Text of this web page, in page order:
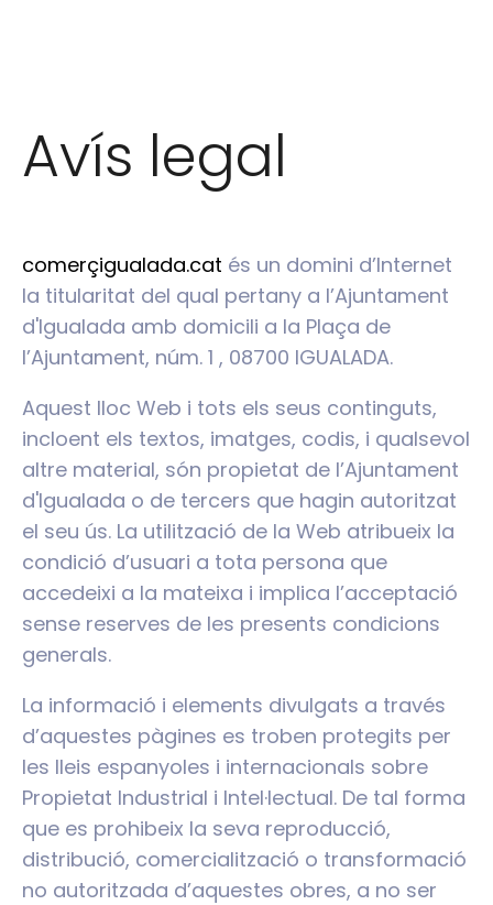
Avís legal
comerçigualada.cat és un domini d’Internet
la titularitat del qual pertany a l’Ajuntament
d'Igualada amb domicili a la Plaça de
l’Ajuntament, núm. 1 , 08700 IGUALADA.
Aquest lloc Web i tots els seus continguts,
incloent els textos, imatges, codis, i qualsevol
altre material, són propietat de l’Ajuntament
d'Igualada o de tercers que hagin autoritzat
el seu ús. La utilització de la Web atribueix la
condició d’usuari a tota persona que
accedeixi a la mateixa i implica l’acceptació
sense reserves de les presents condicions
generals.
La informació i elements divulgats a través
d’aquestes pàgines es troben protegits per
les lleis espanyoles i internacionals sobre
Propietat Industrial i Intel·lectual. De tal forma
que es prohibeix la seva reproducció,
distribució, comercialització o transformació
no autoritzada d’aquestes obres, a no ser